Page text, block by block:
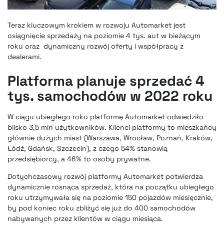
Teraz kluczowym krokiem w rozwoju Automarket jest
osiągnięcie sprzedaży na poziomie 4 tys. aut w bieżącym
roku oraz dynamiczny rozwój oferty i współpracy z
dealerami.
Platforma planuje sprzedać 4
tys. samochodów w 2022 roku
W ciągu ubiegłego roku platformę Automarket odwiedziło
blisko 3,5 mln użytkowników. Klienci platformy to mieszkańcy
głównie dużych miast (Warszawa, Wrocław, Poznań, Kraków,
Łódź, Gdańsk, Szczecin), z czego 54% stanowią
przedsiębiorcy, a 46% to osoby prywatne.
Dotychczasowy rozwój platformy Automarket potwierdza
dynamicznie rosnąca sprzedaż, która na początku ubiegłego
roku utrzymywała się na poziomie 150 pojazdów miesięcznie,
by pod koniec roku zbliżyć się już do 400 samochodów
nabywanych przez klientów w ciągu miesiąca.